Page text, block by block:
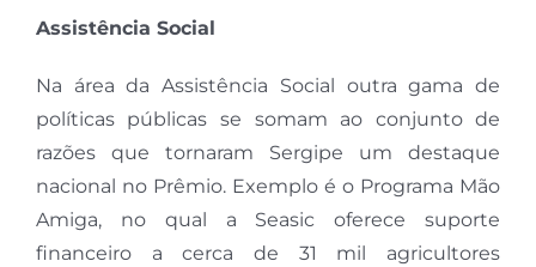
Assistência Social
Na área da Assistência Social outra gama de
políticas públicas se somam ao conjunto de
razões que tornaram Sergipe um destaque
nacional no Prêmio. Exemplo é o Programa Mão
Amiga, no qual a Seasic oferece suporte
financeiro a cerca de 31 mil agricultores